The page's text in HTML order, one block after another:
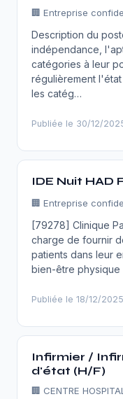
🏢 Entreprise
Description du
indépendance,
catégories à leur
régulièrement
les catég…
Publiée le 30/12/
IDE Nuit HAD
🏢 Entreprise
[79278] Clinique
charge de fournir
patients dans leur
bien-être physique
Publiée le 18/12/2025
Infirmier /
d'état (H/F)
🏢 CENTRE